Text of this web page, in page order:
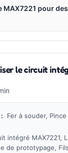
MAX7221 pour
le circuit
Fer à souder,
intégré MAX7221,
de prototypage,